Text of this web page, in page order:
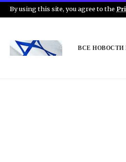
By using this site, you agree to the
ВСЕ НОВОСТИ